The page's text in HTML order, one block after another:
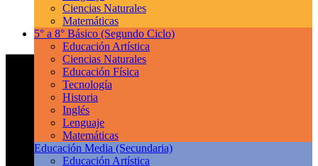
Ciencias Naturales
Matemáticas
5° a 8° Básico (Segundo Ciclo)
Educación Artística
Ciencias Naturales
Educación Física
Tecnología
Historia
Inglés
Lenguaje
Matemáticas
Educación Media (Secundaria)
Educación Artística